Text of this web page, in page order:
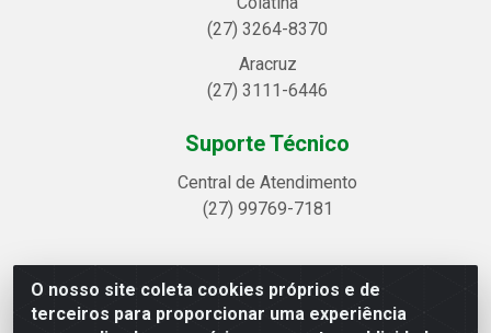
O nosso site coleta cookies próprios e de
terceiros para proporcionar uma experiência
(27) 3264-8370
Aracruz
(27) 3111-6446
Suporte Técnico
Central de Atendimento
(27) 99769-7181
Linhavix Distribuidora LTDA - Avenida Alegre, 2521 -
Quadra314 Lote 05 e 07 - Shell, Linhares/ES - CEP